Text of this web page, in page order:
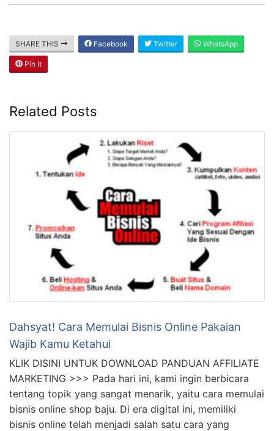
SHARE THIS Facebook Twitter WhatsApp
Pin It
Related Posts
Dahsyat! Cara Memulai Bisnis Online Pakaian
Wajib Kamu Ketahui
KLIK DISINI UNTUK DOWNLOAD PANDUAN AFFILIATE
MARKETING >>> Pada hari ini, kami ingin berbicara
tentang topik yang sangat menarik, yaitu cara memulai
bisnis online shop baju. Di era digital ini, memiliki
bisnis online telah menjadi salah satu cara yang